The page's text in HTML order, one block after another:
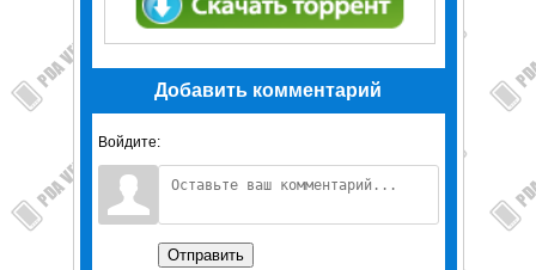
Добавить комментарий
Войдите:
Отправить